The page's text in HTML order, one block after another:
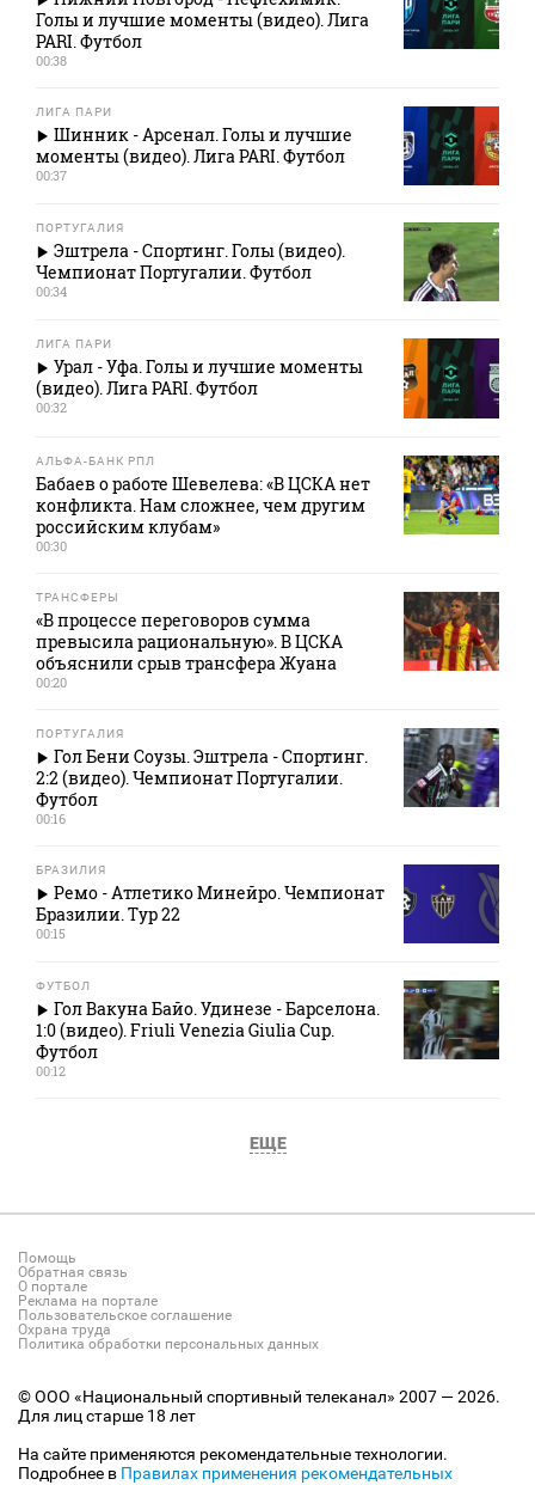
Голы и лучшие моменты (видео). Лига
PARI. Футбол
00:38
ЛИГА ПАРИ
Шинник - Арсенал. Голы и лучшие
моменты (видео). Лига PARI. Футбол
00:37
ПОРТУГАЛИЯ
Эштрела - Спортинг. Голы (видео).
Чемпионат Португалии. Футбол
00:34
ЛИГА ПАРИ
Урал - Уфа. Голы и лучшие моменты
(видео). Лига PARI. Футбол
00:32
АЛЬФА-БАНК РПЛ
Бабаев о работе Шевелева: «В ЦСКА нет
конфликта. Нам сложнее, чем другим
российским клубам»
00:30
ТРАНСФЕРЫ
«В процессе переговоров сумма
превысила рациональную». В ЦСКА
объяснили срыв трансфера Жуана
00:20
ПОРТУГАЛИЯ
Гол Бени Соузы. Эштрела - Спортинг.
2:2 (видео). Чемпионат Португалии.
Футбол
00:16
БРАЗИЛИЯ
Ремо - Атлетико Минейро. Чемпионат
Бразилии. Тур 22
00:15
ФУТБОЛ
Гол Вакуна Байо. Удинезе - Барселона.
1:0 (видео). Friuli Venezia Giulia Cup.
Футбол
00:12
ЕЩЕ
Помощь
Обратная связь
О портале
Реклама на портале
Пользовательское соглашение
Охрана труда
Политика обработки персональных данных
© ООО «Национальный спортивный телеканал» 2007 — 2026.
Для лиц старше 18 лет
На сайте применяются рекомендательные технологии.
Подробнее в Правилах применения рекомендательных